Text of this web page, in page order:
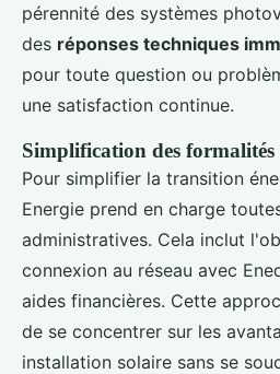
pérennité des systèmes
des réponses techniques
pour toute question ou
une satisfaction continue.
Simplification des
Pour simplifier la transition
Energie prend en charge
administratives. Cela inclut
connexion au réseau avec
aides financières. Cette
de se concentrer sur les
installation solaire sans se